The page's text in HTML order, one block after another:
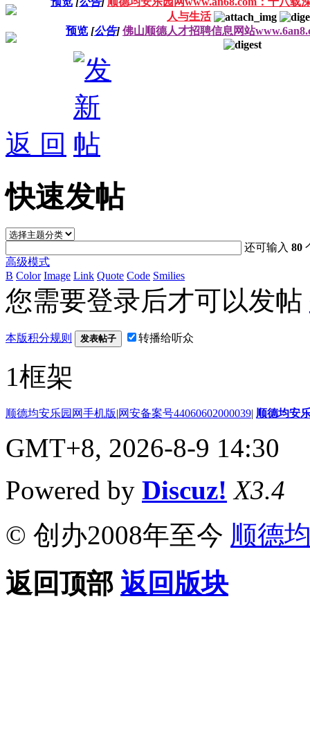
人与生活
预览 [公告] 佛山顺德人才招聘信息网站
返 回
快速发帖
还可输入80
高级模式
B Color Image Link Quote Code Smilies
您需要登录后才可以发帖
本版积分规则 发表帖子 转播给听众
1框架
顺德均安乐园网手机版|网安备案号44060602000039| 顺德均安
GMT+8, 2026-8-9 14:30
Powered by Discuz! X3.4
© 创办2008年至今 顺德
返回顶部 返回版块